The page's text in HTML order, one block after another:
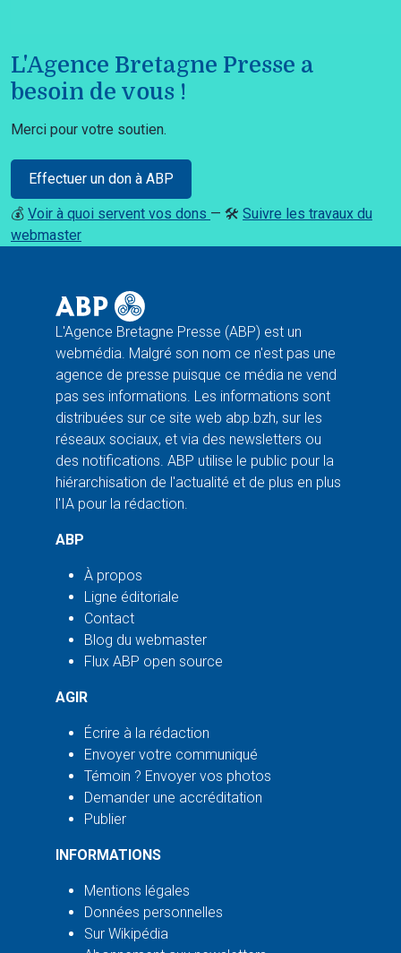
L'Agence Bretagne Presse a
besoin de vous !
Merci pour votre soutien.
Effectuer un don à ABP
💰 Voir à quoi servent vos dons — 🛠️ Suivre les travaux du
webmaster
L'Agence Bretagne Presse (ABP) est un
webmédia. Malgré son nom ce n'est pas une
agence de presse puisque ce média ne vend
pas ses informations. Les informations sont
distribuées sur ce site web abp.bzh, sur les
réseaux sociaux, et via des newsletters ou
des notifications. ABP utilise le public pour la
hiérarchisation de l'actualité et de plus en plus
l'IA pour la rédaction.
ABP
À propos
Ligne éditoriale
Contact
Blog du webmaster
Flux ABP open source
AGIR
Écrire à la rédaction
Envoyer votre communiqué
Témoin ? Envoyer vos photos
Demander une accréditation
Publier
INFORMATIONS
Mentions légales
Données personnelles
Sur Wikipédia